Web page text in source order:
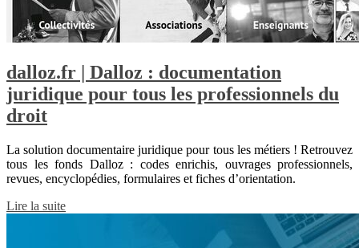
dalloz.fr | Dalloz : documentation
juridique pour tous les professionnels du
droit
La solution documentaire juridique pour tous les métiers ! Retrouvez
tous les fonds Dalloz : codes enrichis, ouvrages professionnels,
revues, encyclopédies, formulaires et fiches d’orientation.
Lire la suite